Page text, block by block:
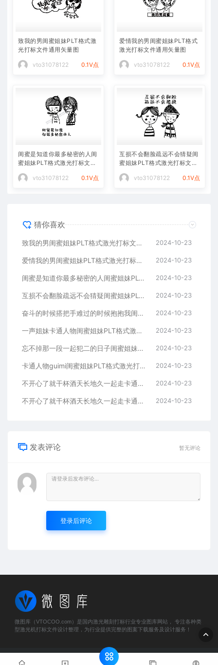
致我的男闺蜜姐妹PLT格式激
光打标文件通用矢量图
vto31078122 0.1V点
爱情我的男闺蜜姐妹PLT格式
激光打标文件通用矢量图
vto31078122 0.1V点
闺蜜是知道你最多秘密的人闺
蜜姐妹PLT格式激光打标文件
通用矢量图
vto31078122
0.1V点
互损不会翻脸疏远不会猜疑闺
蜜姐妹PLT格式激光打标文件
通用矢量图
vto31078122
0.1V点
猜你喜欢
致我的男闺蜜姐妹PLT格式激光打标文件通用矢量图 2024-10-23
爱情我的男闺蜜姐妹PLT格式激光打标文件通用矢量图 2024-10-23
闺蜜是知道你最多秘密的人闺蜜姐妹PLT格式激光打标文件通用矢量图 2024-10-23
互损不会翻脸疏远不会猜疑闺蜜姐妹PLT格式激光打标文件通用矢量图 2024-10-23
奋斗的时候搭把手难过的时候抱抱我闺蜜姐妹 2024-10-23
一声姐妹卡通人物闺蜜姐妹PLT格式激光打标文件通用矢量图 2024-10-23
忘不掉那一段一起犯二的日子闺蜜姐妹PLT格式激光打标文件通用矢量图 2024-10-23
卡通人物guimi闺蜜姐妹PLT格式激光打标文件通用矢量图 2024-10-23
不开心了就干杯酒天长地久一起走卡通人物闺蜜姐妹 2024-10-23
不开心了就干杯酒天长地久一起走卡通人物闺蜜姐妹 2024-10-23
发表评论 暂无评论
登录后评论
微图库（VTOCOO.com）是国内激光雕刻打标行业专业图库网站， 专注各种类
型激光机打标文件设计整理，为行业提供完整的图案下载服务及设计服务！
© 2023 微图库 - vtocoo.com & Lancer . All rights reserved